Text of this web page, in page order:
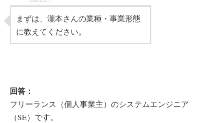
まずは、瀧本さんの業種・事業形態
に教えてください。
回答：
フリーランス（個人事業主）のシステムエンジニア
（SE）です。